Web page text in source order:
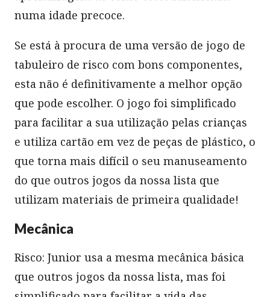
numa idade precoce.
Se está à procura de uma versão de jogo de
tabuleiro de risco com bons componentes,
esta não é definitivamente a melhor opção
que pode escolher. O jogo foi simplificado
para facilitar a sua utilização pelas crianças
e utiliza cartão em vez de peças de plástico, o
que torna mais difícil o seu manuseamento
do que outros jogos da nossa lista que
utilizam materiais de primeira qualidade!
Mecânica
Risco: Junior usa a mesma mecânica básica
que outros jogos da nossa lista, mas foi